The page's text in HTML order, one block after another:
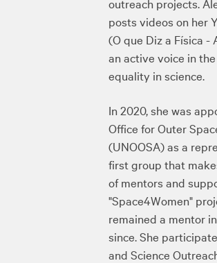
posts videos on her
(O que Diz a Física -
an active voice in
equality in science.
In 2020, she was
Office for Outer
(UNOOSA) as a
first group that
of mentors and
"Space4Women"
remained a mentor
since. She
and Science